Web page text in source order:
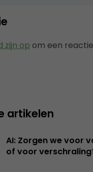
zijn op om een
artikelen
AI: Zorgen we voor
of voor